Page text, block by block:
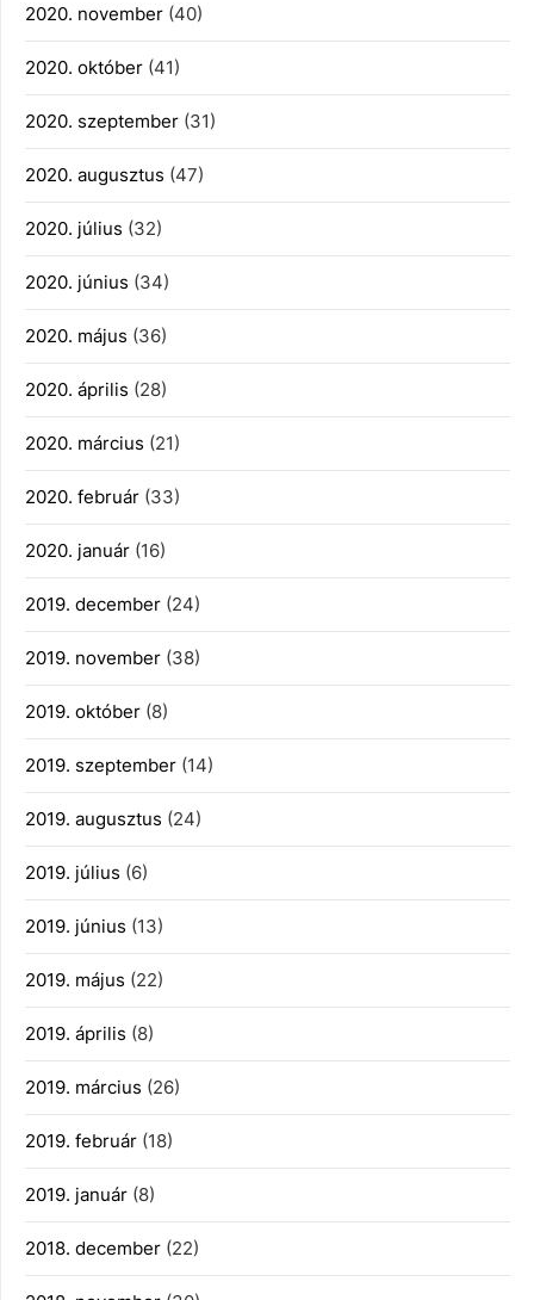
2020. november (40)
2020. október (41)
2020. szeptember (31)
2020. augusztus (47)
2020. július (32)
2020. június (34)
2020. május (36)
2020. április (28)
2020. március (21)
2020. február (33)
2020. január (16)
2019. december (24)
2019. november (38)
2019. október (8)
2019. szeptember (14)
2019. augusztus (24)
2019. július (6)
2019. június (13)
2019. május (22)
2019. április (8)
2019. március (26)
2019. február (18)
2019. január (8)
2018. december (22)